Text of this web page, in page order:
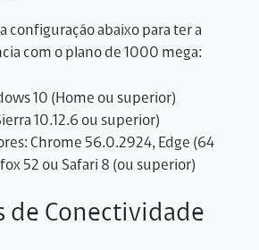
configuração abaixo para ter a
com o plano de 1000 mega:
10 (Home ou superior)
10.12.6 ou superior)
Chrome 56.0.2924, Edge (64
52 ou Safari 8 (ou superior)
de Conectividade